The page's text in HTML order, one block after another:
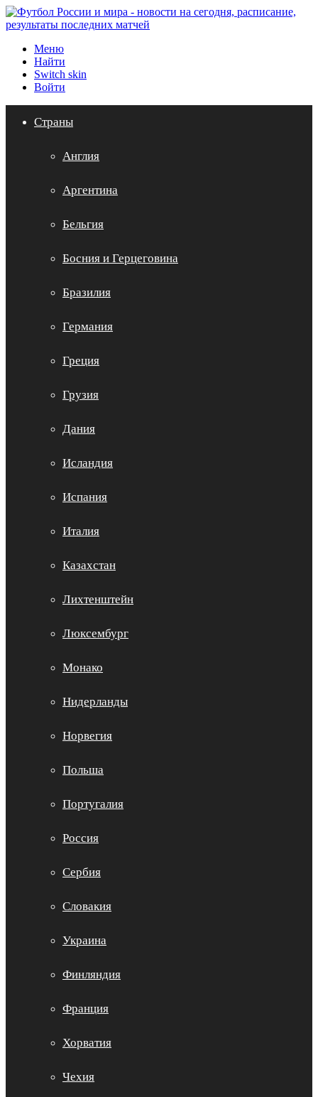
Меню
Найти
Switch skin
Войти
Страны
Англия
Аргентина
Бельгия
Босния и Герцеговина
Бразилия
Германия
Греция
Грузия
Дания
Исландия
Испания
Италия
Казахстан
Лихтенштейн
Люксембург
Монако
Нидерланды
Норвегия
Польша
Португалия
Россия
Сербия
Словакия
Украина
Финляндия
Франция
Хорватия
Чехия